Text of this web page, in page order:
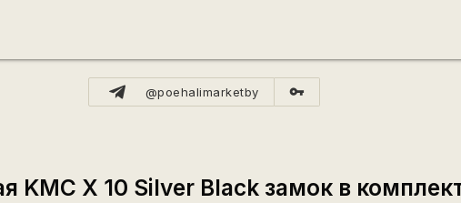
@poehalimarketby vpn_key
KMC X 10 Silver Black замок в